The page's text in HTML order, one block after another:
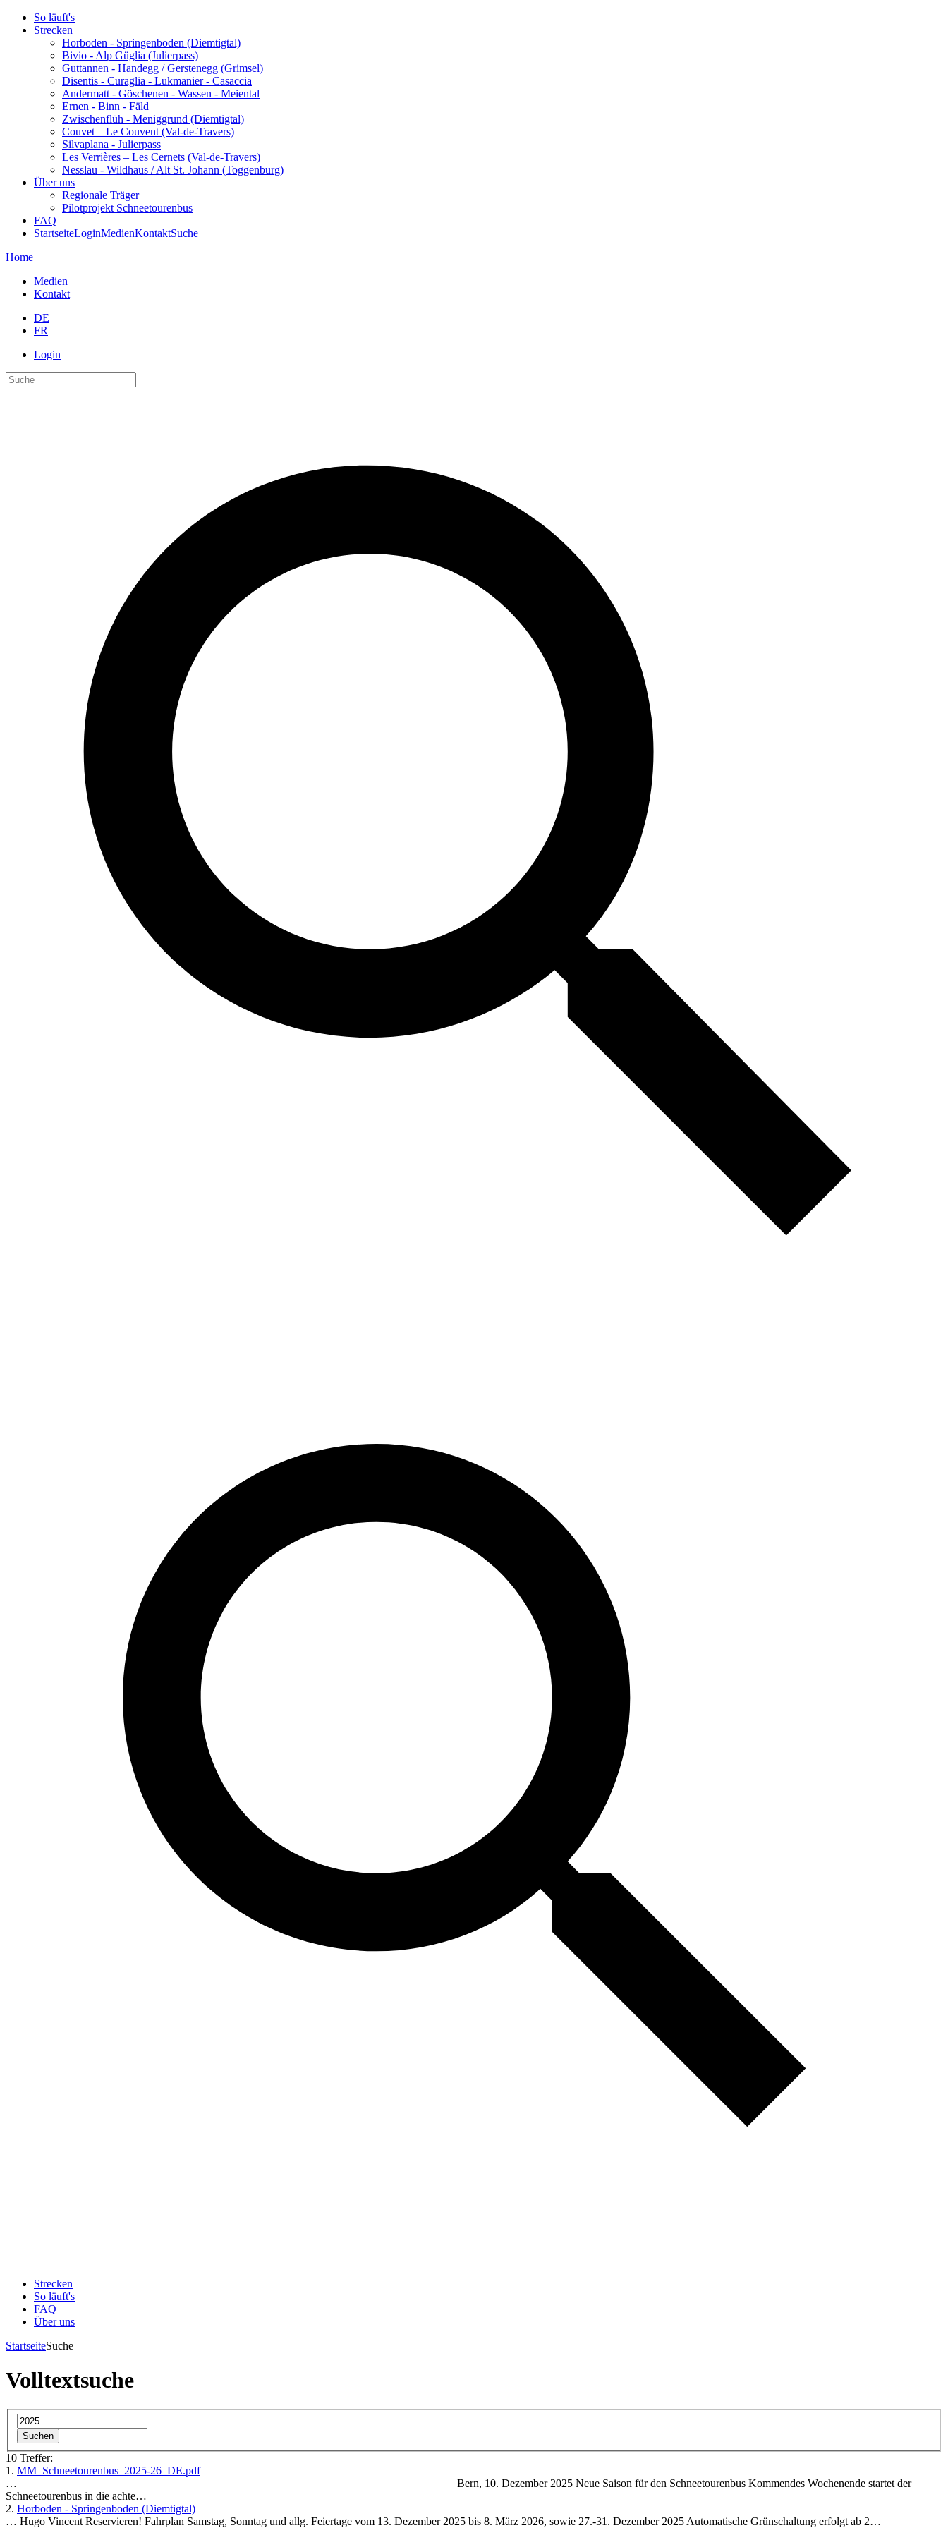
So läuft's
Strecken
Horboden - Springenboden (Diemtigtal)
Bivio - Alp Güglia (Julierpass)
Guttannen - Handegg / Gerstenegg (Grimsel)
Disentis - Curaglia - Lukmanier - Casaccia
Andermatt - Göschenen - Wassen - Meiental
Ernen - Binn - Fäld
Zwischenflüh - Meniggrund (Diemtigtal)
Couvet – Le Couvent (Val-de-Travers)
Silvaplana - Julierpass
Les Verrières – Les Cernets (Val-de-Travers)
Nesslau - Wildhaus / Alt St. Johann (Toggenburg)
Über uns
Regionale Träger
Pilotprojekt Schneetourenbus
FAQ
StartseiteLoginMedienKontaktSuche
Home
Medien
Kontakt
DE
FR
Login
Strecken
So läuft's
FAQ
Über uns
StartseiteSuche
Volltextsuche
10 Treffer:
1. MM_Schneetourenbus_2025-26_DE.pdf
… _____________________________________________________________________________ Bern, 10. Dezember2025 Neue Saison für den Schneetourenbus Kommendes Wochenende startet der
Schneetourenbus in die achte…
2. Horboden - Springenboden (Diemtigtal)
… Hugo Vincent Reservieren! Fahrplan Samstag, Sonntag und allg. Feiertage vom 13. Dezember2025 bis 8. März 2026, sowie 27.-31. Dezember2025Automatische Grünschaltung erfolgt ab 2…